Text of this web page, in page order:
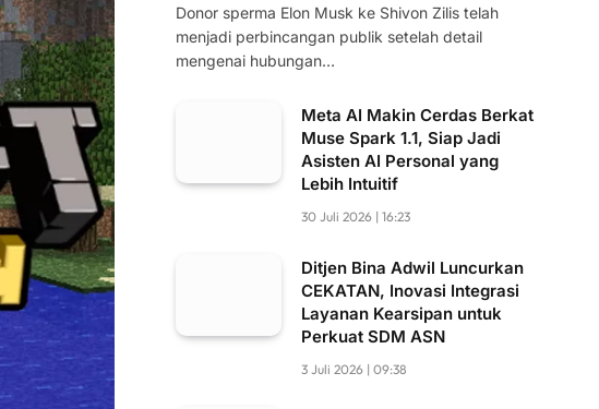
Donor sperma Elon Musk ke Shivon Zilis telah
menjadi perbincangan publik setelah detail
mengenai hubungan…
Meta AI Makin Cerdas Berkat
Muse Spark 1.1, Siap Jadi
Asisten AI Personal yang
Lebih Intuitif
30 Juli 2026 | 16:23
Ditjen Bina Adwil Luncurkan
CEKATAN, Inovasi Integrasi
Layanan Kearsipan untuk
Perkuat SDM ASN
3 Juli 2026 | 09:38